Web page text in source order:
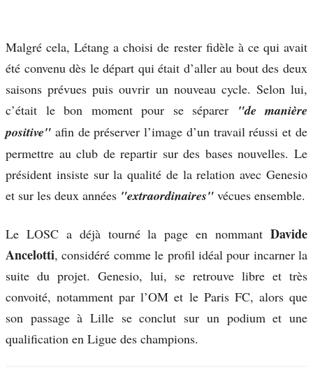
Malgré cela, Létang a choisi de rester fidèle à ce qui avait
été convenu dès le départ qui était d’aller au bout des deux
saisons prévues puis ouvrir un nouveau cycle. Selon lui,
c’était le bon moment pour se séparer
"de manière
positive" afin de préserver l’image d’un travail réussi et de
permettre au club de repartir sur des bases nouvelles. Le
président insiste sur la qualité de la relation avec Genesio
et sur les deux années "extraordinaires" vécues ensemble.
Le LOSC a déjà tourné la page en nommant Davide
Ancelotti, considéré comme le profil idéal pour incarner la
suite du projet. Genesio, lui, se retrouve libre et très
convoité, notamment par l’OM et le Paris FC, alors que
son passage à Lille se conclut sur un podium et une
qualification en Ligue des champions.